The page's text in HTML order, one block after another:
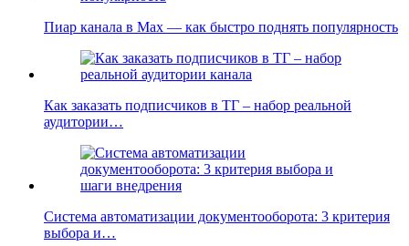
Пиар канала в Max — как быстро поднять популярность
Как заказать подписчиков в ТГ – набор реальной
аудитории…
Система автоматизации документооборота: 3 критерия
выбора и…